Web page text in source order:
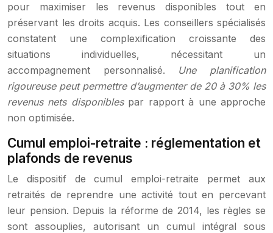
pour maximiser les revenus disponibles tout en
préservant les droits acquis. Les conseillers spécialisés
constatent une complexification croissante des
situations individuelles, nécessitant un
accompagnement personnalisé. Une planification
rigoureuse peut permettre d’augmenter de 20 à 30% les
revenus nets disponibles par rapport à une approche
non optimisée.
Cumul emploi-retraite : réglementation et
plafonds de revenus
Le dispositif de cumul emploi-retraite permet aux
retraités de reprendre une activité tout en percevant
leur pension. Depuis la réforme de 2014, les règles se
sont assouplies, autorisant un cumul intégral sous